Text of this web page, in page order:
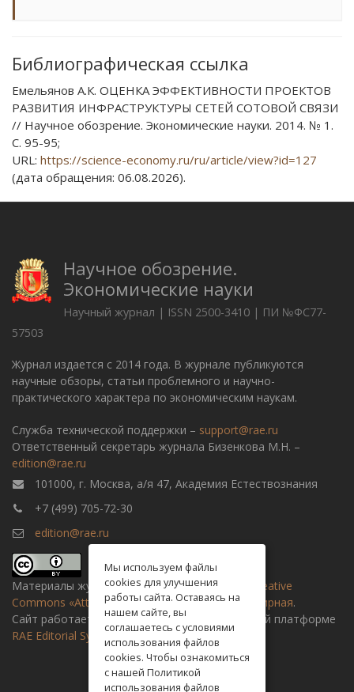
Библиографическая ссылка
Емельянов А.К. ОЦЕНКА ЭФФЕКТИВНОСТИ ПРОЕКТОВ
РАЗВИТИЯ ИНФРАСТРУКТУРЫ СЕТЕЙ СОТОВОЙ СВЯЗИ
// Научное обозрение. Экономические науки. 2014. № 1.
С. 95-95;
URL: https://science-economy.ru/ru/article/view?id=127
(дата обращения: 06.08.2026).
Научное обозрение.
Экономические науки
Научный журнал | ISSN 2500-3410 | ПИ №ФС77-
57503
Журнал издается с 2014 года. В журнале публикуются
научные обзоры, статьи проблемного и научно-
практического характера по экономическим наукам.
Служба технической поддержки – support@rae.ru
Ответственный секретарь журнала Бизенкова М.Н. –
edition@rae.ru
101000, г. Москва, а/я 47, Академия Естествознания
+7 (499) 705-72-30
edition@rae.ru
Материалы журнала доступны полицензии Creative
Commons «Attribution» («Атрибуция») 4.0 Всемирная.
Сайт работает на универсальной издательской платформе
RAE Editorial System
Мы используем файлы
cookies для улучшения
работы сайта. Оставаясь на
нашем сайте, вы
соглашаетесь с условиями
использования файлов
cookies. Чтобы ознакомиться
с нашей Политикой
использования файлов